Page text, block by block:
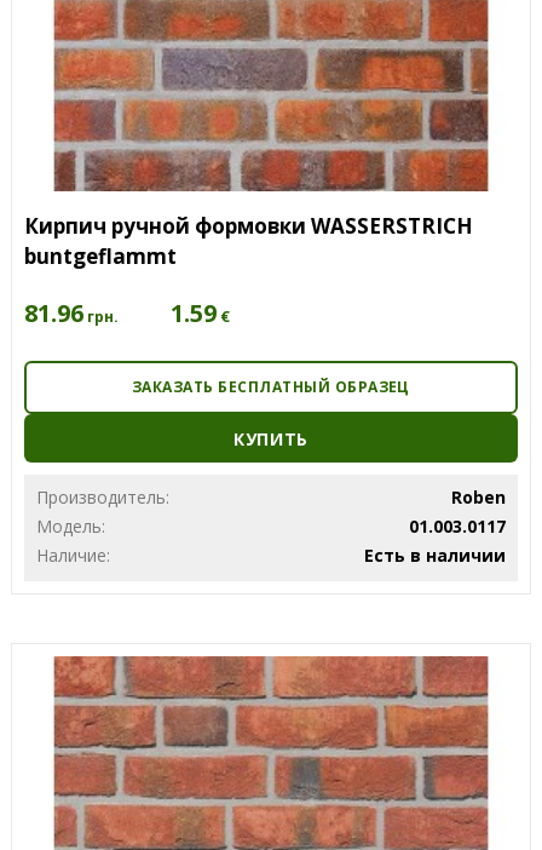
Кирпич ручной формовки WASSERSTRICH
buntgeflammt
81.96 грн. 1.59 €
ЗАКАЗАТЬ БЕСПЛАТНЫЙ ОБРАЗЕЦ
КУПИТЬ
Производитель:
Roben
Модель:
01.003.0117
Наличие:
Есть в наличии